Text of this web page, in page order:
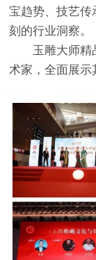
宝趋势、技艺传
刻的行业洞察。
玉雕大师精
术家，全面展示